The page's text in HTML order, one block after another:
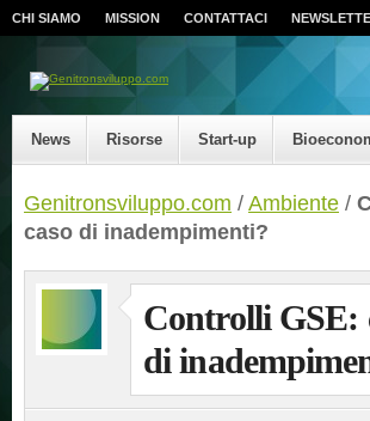
CHI SIAMO MISSION CONTATTACI
News Risorse Start-up
Genitronsviluppo.com / Ambiente /
caso di inadempimenti?
Controlli GSE:
di